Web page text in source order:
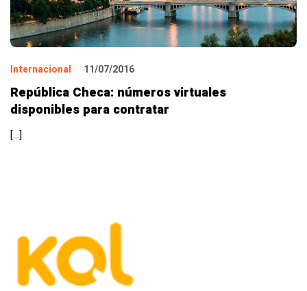
Internacional 11/07/2016
República Checa: números virtuales
disponibles para contratar
[…]